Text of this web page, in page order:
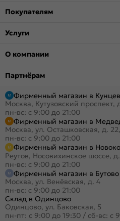
Покупателям
Услуги
О компании
Партнёрам
Фирменный магазин в
Москва, Кутузовский проспект,
пн-вс: с 9:00 до 21:00
Фирменный магазин в
Москва, ул. Осташковская, д.
пн-вс: с 9:00 до 21:00
Фирменный магазин в
Реутов, Носовихинское шоссе,
пн-вс: с 9:00 до 21:00
Фирменный магазин в Бутово
Москва, ул. Венёвская, д. 4
пн-вс: с 9:00 до 21:00
Склад в Одинцово
Одинцово, ул. Баковская, 5
пн-пт: с 9:00 до 19:30 / сб-вс: с